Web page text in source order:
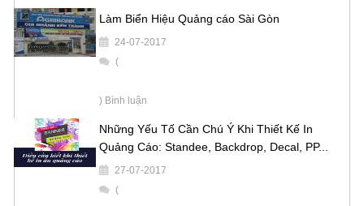
Làm Biển Hiệu Quảng cáo Sài Gòn
24-07-2017
(
) Bình luận
Những Yếu Tố Cần Chú Ý Khi Thiết Kế In
Quảng Cáo: Standee, Backdrop, Decal, PP...
27-07-2017
(